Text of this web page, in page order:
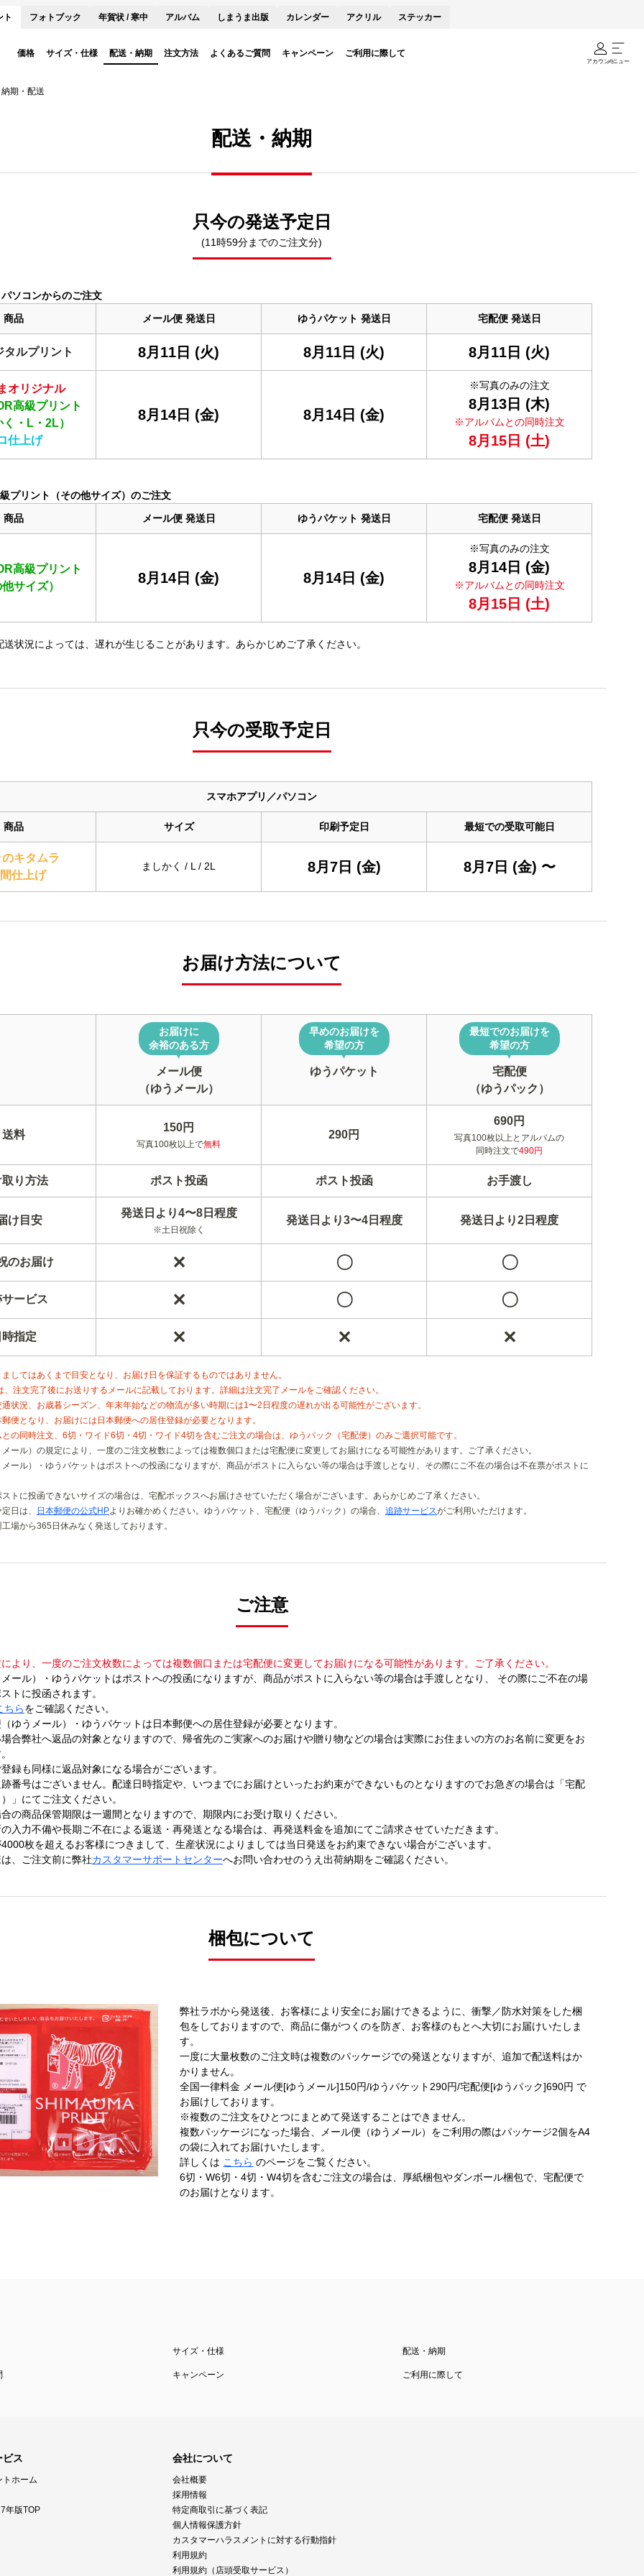
ト フォトブック 年賀状 / 寒中 アルバム しまうま出版 カレンダー アクリル ステッカー
価格 サイズ・仕様 配送・納期 注文方法 よくあるご質問 キャンペーン ご利用に際して
アカウントメニュー
納期・配送
配送・納期
只今の発送予定日
(11時59分までのご注文分)
ソコンからのご注文
商品
メール便 発送日 ゆうパケット 発送日 宅配便 発送日
タルプリント 8月11日 (火) 8月11日 (火) 8月11日 (火)
オリジナル
高級プリント
く・L・2L）
仕上げ
8月14日 (金) 8月14日 (金)
※写真のみの注文
8月13日 (木)
※アルバムとの同時注文
8月15日 (土)
プリント（その他サイズ）のご注文
商品
メール便 発送日 ゆうパケット 発送日 宅配便 発送日
高級プリント
他サイズ）
8月14日 (金) 8月14日 (金)
※写真のみの注文
8月14日 (金)
※アルバムとの同時注文
8月15日 (土)
状況によっては、遅れが生じることがあります。あらかじめご了承ください。
只今の受取予定日
スマホアプリ／パソコン
商品 サイズ 印刷予定日 最短での受取可能日
キタムラ
仕上げ
ましかく / L / 2L 8月7日 (金) 8月7日 (金) 〜
お届け方法について
お届けに
余裕のある方
▼
メール便
（ゆうメール）
早めのお届けを
希望の方
▼
ゆうパケット
最短でのお届けを
希望の方
▼
宅配便
（ゆうパック）
送料
150円
写真100枚以上で無料
290円
690円
写真100枚以上とアルバムの
同時注文で490円
取り方法 ポスト投函 ポスト投函 お手渡し
け目安
発送日より4〜8日程度
※土日祝除く
発送日より3〜4日程度 発送日より2日程度
のお届け ✕ 〇 〇
ービス ✕ 〇 〇
時指定 ✕ ✕ ✕
してはあくまで目安となり、お届け日を保証するものではありません。
、注文完了後にお送りするメールに記載しております。詳細は注文完了メールをご確認ください。
状況、お歳暮シーズン、年末年始などの物流が多い時期には1〜2日程度の遅れが出る可能性がございます。
便となり、お届けには日本郵便への居住登録が必要となります。
の同時注文、6切・ワイド6切・4切・ワイド4切を含むご注文の場合は、ゆうパック（宅配便）のみご選択可能です。
ール）の規定により、一度のご注文枚数によっては複数個口または宅配便に変更してお届けになる可能性があります。ご了承ください。
ール）・ゆうパケットはポストへの投函になりますが、商品がポストに入らない等の場合は手渡しとなり、その際にご不在の場合は不在票がポストに
トに投函できないサイズの場合は、宅配ボックスへお届けさせていただく場合がございます。あらかじめご了承ください。
日は、
日本郵便の公式HPよりお確かめください。ゆうパケット、宅配便（ゆうパック）の場合、 追跡サービスがご利用いただけます。
場から365日休みなく発送しております。
ご注意
により、一度のご注文枚数によっては複数個口または宅配便に変更してお届けになる可能性があります。ご了承ください。
メール）・ゆうパケットはポストへの投函になりますが、商品がポストに入らない等の場合は手渡しとなり、 その際にご不在の場
トに投函されます。
ちらをご確認ください。
ゆうメール）・ゆうパケットは日本郵便への居住登録が必要となります。
合弊社へ返品の対象となりますので、帰省先のご実家へのお届けや贈り物などの場合は実際にお住まいの方のお名前に変更をお
登録も同様に返品対象になる場合がございます。
跡番号はございません。配達日時指定や、いつまでにお届けといったお約束ができないものとなりますのでお急ぎの場合は「宅配
」にてご注文ください。
の商品保管期限は一週間となりますので、期限内にお受け取りください。
入力不備や長期ご不在による返送・再発送となる場合は、再発送料金を追加にてご請求させていただきます。
枚を超えるお客様につきまして、生産状況によりましては当日発送をお約束できない場合がございます。
、ご注文前に弊社カスタマーサポートセンターへお問い合わせのうえ出荷納期をご確認ください。
梱包について
弊社ラボから発送後、お客様により安全にお届けできるように、衝撃／防水対策をした梱
包をしておりますので、商品に傷がつくのを防ぎ、お客様のもとへ大切にお届けいたしま
す。
一度に大量枚数のご注文時は複数のパッケージでの発送となりますが、追加で配送料はか
かりません。
全国一律料金 メール便[ゆうメール]150円/ゆうパケット290円/宅配便[ゆうパック]690円 で
お届けしております。
※複数のご注文をひとつにまとめて発送することはできません。
複数パッケージになった場合、メール便（ゆうメール）をご利用の際はパッケージ2個をA4
の袋に入れてお届けいたします。
詳しくは こちら のページをご覧ください。
6切・W6切・4切・W4切を含むご注文の場合は、厚紙梱包やダンボール梱包で、宅配便で
のお届けとなります。
サイズ・仕様 配送・納期
キャンペーン ご利用に際して
ビス
トホーム
年版TOP
会社について
会社概要
採用情報
特定商取引に基づく表記
個人情報保護方針
カスタマーハラスメントに対する行動指針
利用規約
利用規約（店頭受取サービス）